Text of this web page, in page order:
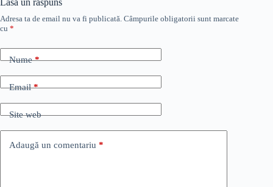
Lasă un răspuns
Adresa ta de email nu va fi publicată. Câmpurile obligatorii sunt marcate
cu *
Nume*
Email*
Site web
Adaugă un comentariu *